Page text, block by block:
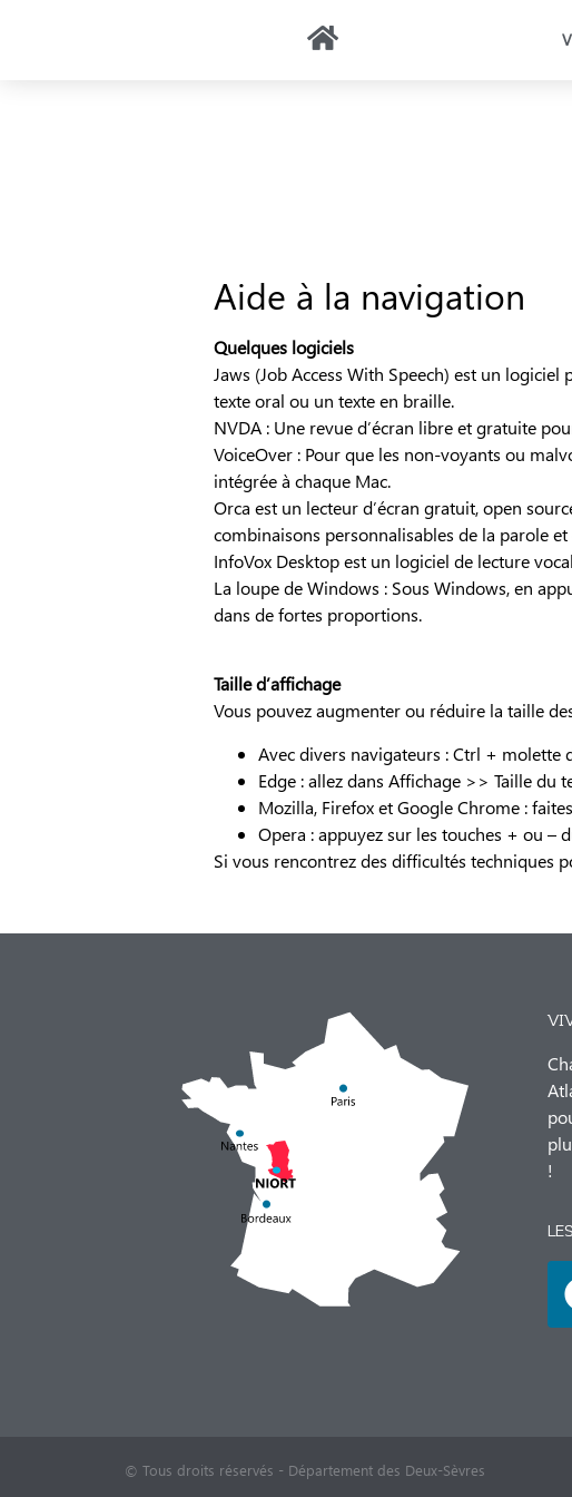
Aide à la navigation
Quelques logiciels
Jaws (Job Access With Speech) est un
texte oral ou un texte en braille.
NVDA : Une revue d’écran libre et gratuite
VoiceOver : Pour que les non-voyants ou
intégrée à chaque Mac.
Orca est un lecteur d’écran gratuit, open
combinaisons personnalisables de la parole
InfoVox Desktop est un logiciel de lecture
La loupe de Windows : Sous Windows, en
dans de fortes proportions.
Taille d’affichage
Vous pouvez augmenter ou réduire la taille
Avec divers navigateurs : Ctrl + molette
Edge : allez dans Affichage >> Taille du
Mozilla, Firefox et Google Chrome :
Opera : appuyez sur les touches + ou –
Si vous rencontrez des difficultés techniques
!
© Tous droits réservés - Département des Deux-Sèvres